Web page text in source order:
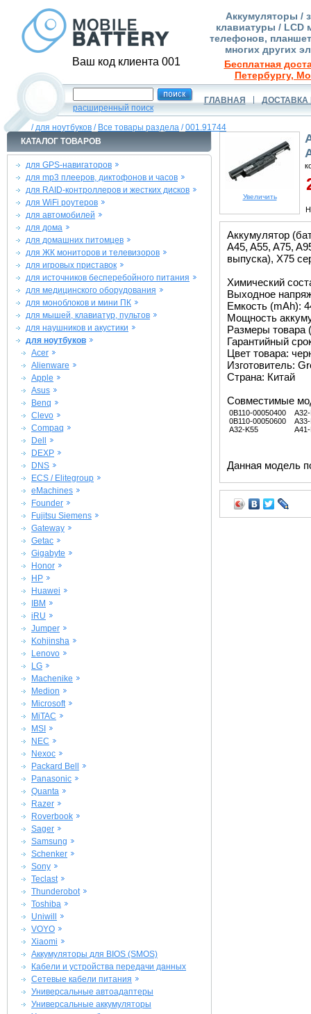
Ваш код клиента 001
Аккумуляторы /
клавиатуры / LCD
телефонов,
многих других
Бесплатная
Петербургу,
расширенный поиск
ГЛАВНАЯ ДОСТАВКА
/для ноутбуков / Все товары раздела /001.91744
КАТАЛОГ ТОВАРОВ
для GPS-навигаторов
для mp3 плееров, диктофонов и часов
для RAID-контроллеров и жестких дисков
для WiFi роутеров
для автомобилей
для дома
для домашних питомцев
для ЖК мониторов и телевизоров
для игровых приставок
для источников бесперебойного питания
для медицинского оборудования
для моноблоков и мини ПК
для мышей, клавиатур, пультов
для наушников и акустики
для ноутбуков
Acer
Alienware
Apple
Asus
Benq
Clevo
Compaq
Dell
DEXP
DNS
ECS / Elitegroup
eMachines
Founder
Fujitsu Siemens
Gateway
Getac
Gigabyte
Honor
HP
Huawei
IBM
iRU
Jumper
Kohjinsha
Lenovo
LG
Machenike
Medion
Microsoft
MiTAC
MSI
NEC
Nexoc
Packard Bell
Panasonic
Quanta
Razer
Roverbook
Sager
Samsung
Schenker
Sony
Teclast
Thunderobot
Toshiba
Uniwill
VOYO
Xiaomi
Аккумуляторы для BIOS (SMOS)
Кабели и устройства передачи данных
Сетевые кабели питания
Универсальные автоадаптеры
Универсальные аккумуляторы
Увеличить
Аккумулятор
A45, A55, A75,
выпуска), X75
Химический
Выходное
Емкость (mAh):
Мощность
Размеры товара
Гарантийный
Цвет товара:
Изготовитель:
Страна: Китай
Совместимые
0B110-00050400
0B110-00050600
A32-K55
Данная модель